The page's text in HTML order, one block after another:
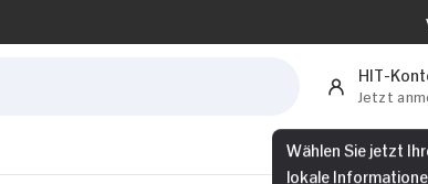
HIT-
Jetzt
Wählen Sie jetzt
lokale